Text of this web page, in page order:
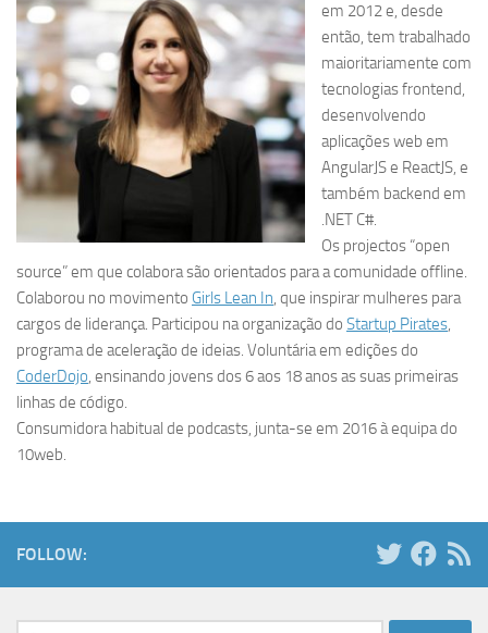
em 2012 e, desde
então, tem trabalhado
maioritariamente com
tecnologias frontend,
desenvolvendo
aplicações web em
AngularJS e ReactJS, e
também backend em
.NET C#.
Os projectos “open
source” em que colabora são orientados para a comunidade offline.
Colaborou no movimento Girls Lean In, que inspirar mulheres para
cargos de liderança. Participou na organização do Startup Pirates,
programa de aceleração de ideias. Voluntária em edições do
CoderDojo, ensinando jovens dos 6 aos 18 anos as suas primeiras
linhas de código.
Consumidora habitual de podcasts, junta-se em 2016 à equipa do
10web.
FOLLOW: